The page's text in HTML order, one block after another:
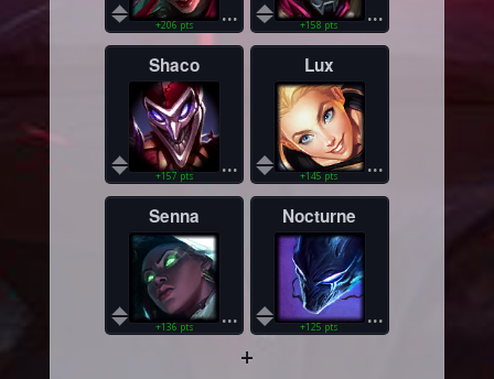
...
+206 pts ...
+158 pts
Shaco
...
+157 pts
Lux
...
+145 pts
Senna
...
+136 pts
Nocturne
...
+125 pts
+